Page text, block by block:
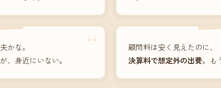
“
かな。
、身近にいない。
顧問料は安く見えたのに、
決算料で想定外の出費。も